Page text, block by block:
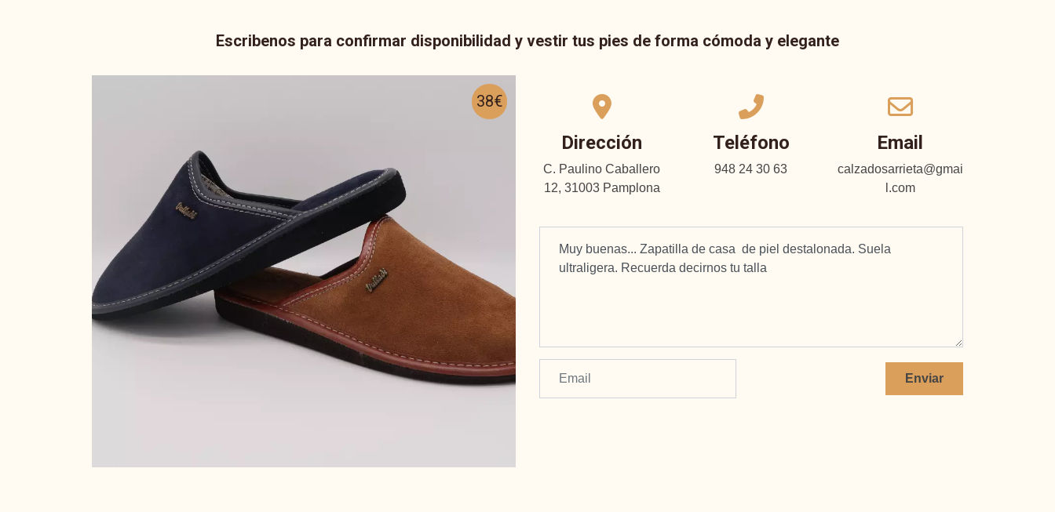
Escribenos para confirmar disponibilidad y vestir tus pies de forma cómoda y elegante
38€
Dirección
C. Paulino Caballero
12, 31003 Pamplona
Teléfono
948 24 30 63
Email
calzadosarrieta@gmai
l.com
Enviar